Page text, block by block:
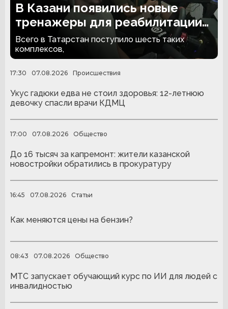
В Казани появились новые
тренажеры для реабилитации
людей с ампутациями
Всего в Татарстан поступило шесть таких
комплексов,
17:30 07.08.2026 Происшествия
Укус гадюки едва не стоил здоровья: 12-летнюю
девочку спасли врачи КДМЦ
17:00 07.08.2026 Общество
До 16 тысяч за капремонт: жители казанской
новостройки обратились в прокуратуру
16:45 07.08.2026 Статьи
Как меняются цены на бензин?
08:43 07.08.2026 Общество
МТС запускает обучающий курс по ИИ для людей с
инвалидностью